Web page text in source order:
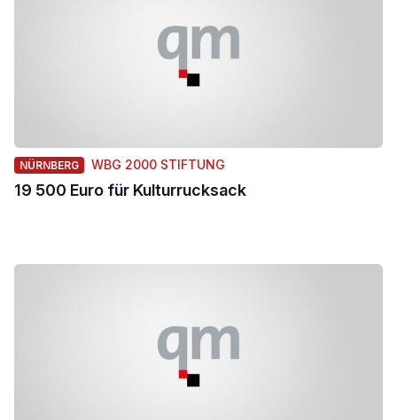
NÜRNBERG WBG 2000 STIFTUNG
19 500 Euro für Kulturrucksack